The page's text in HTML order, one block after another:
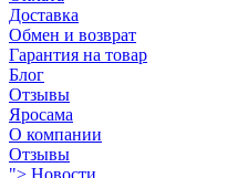
Доставка
Обмен и возврат
Гарантия на товар
Блог
Отзывы
Яросама
О компании
Отзывы
"> Новости